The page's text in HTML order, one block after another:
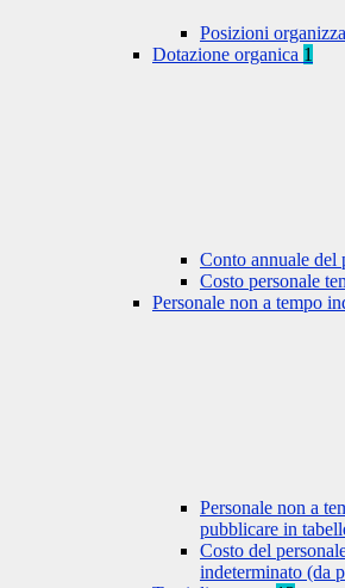
Posizioni
Dotazione organica 1
Conto annuale del
Costo personale
Personale non a tempo
Personale non a
pubblicare in
Costo del
indeterminato (da